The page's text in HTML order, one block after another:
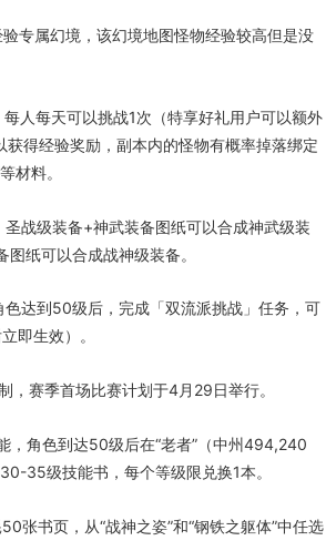
专属幻境，该幻境地图怪物经验较高但是没
每人每天可以挑战1次（特享好礼用户可以额外
获得经验奖励，副本内的怪物有概率掉落绑定
材料。
圣战级装备+神武装备图纸可以合成神武级装
纸可以合成战神级装备。
色达到50级后，完成「双流派挑战」任务，可
即生效）。
，赛季首场比赛计划于4月29日举行。
，角色到达50级后在“老者”（中州494,240
35级技能书，每个等级限兑换1本。
张书页，从“战神之姿”和“钢铁之躯体”中任选